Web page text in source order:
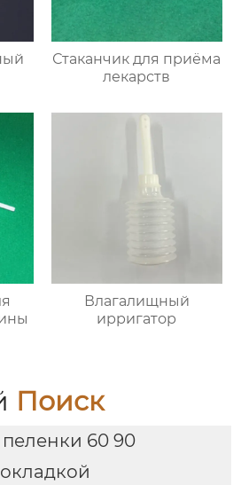
Стаканчик для приёма
лекарств
Влагалищный
ирригатор
Поиск
60 90